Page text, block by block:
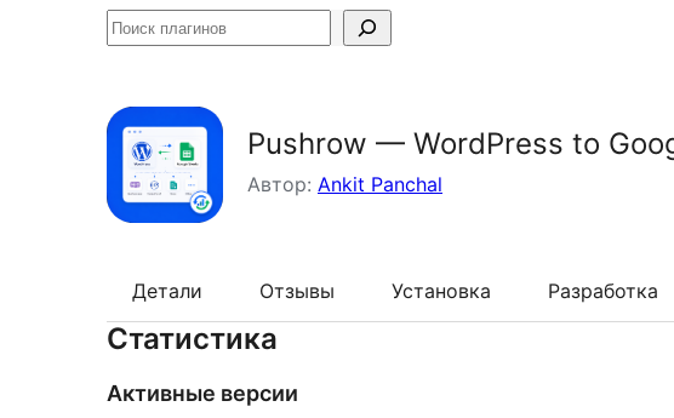
Поиск
Pushrow — WordPress to
Автор: Ankit Panchal
Детали Отзывы Установка Разработка
Статистика
Активные версии